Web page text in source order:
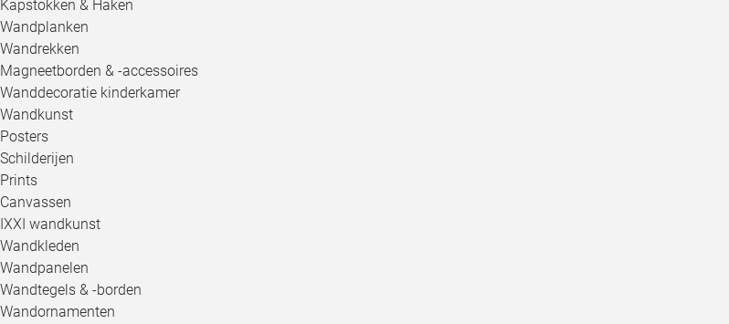
Kapstokken & Haken
Wandplanken
Wandrekken
Magneetborden & -accessoires
Wanddecoratie kinderkamer
Wandkunst
Posters
Schilderijen
Prints
Canvassen
IXXI wandkunst
Wandkleden
Wandpanelen
Wandtegels & -borden
Wandornamenten